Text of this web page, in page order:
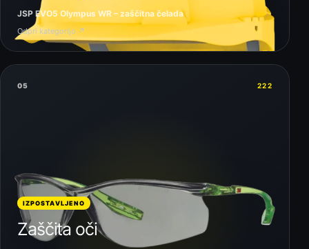
JSP EVO5 Olympus WR – zaščitna čelada
Odpri kategorijo ↗
05 222
IZPOSTAVLJENO
Zaščita oči